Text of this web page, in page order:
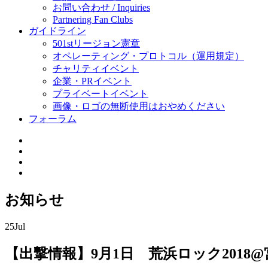
お問い合わせ / Inquiries
Partnering Fan Clubs
ガイドライン
501stリージョン憲章
オペレーティング・プロトコル（運用規定）
チャリティイベント
企業・PRイベント
プライベートイベント
画像・ロゴの無断使用はおやめください
フォーラム
お知らせ
25Jul
【出撃情報】9月1日 荒浜ロック